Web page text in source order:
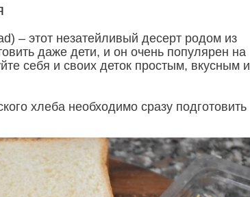
– этот незатейливый десерт родом из
даже дети, и он очень популярен на
себя и своих деток простым, вкусным и
хлеба необходимо сразу подготовить